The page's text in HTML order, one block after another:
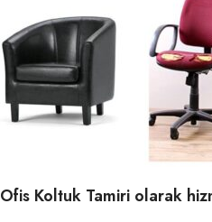
Ofis Koltuk Tamiri olarak